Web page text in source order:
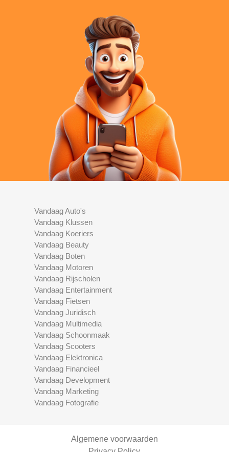
Vandaag Auto's
Vandaag Klussen
Vandaag Koeriers
Vandaag Beauty
Vandaag Boten
Vandaag Motoren
Vandaag Rijscholen
Vandaag Entertainment
Vandaag Fietsen
Vandaag Juridisch
Vandaag Multimedia
Vandaag Schoonmaak
Vandaag Scooters
Vandaag Elektronica
Vandaag Financieel
Vandaag Development
Vandaag Marketing
Vandaag Fotografie
Algemene voorwaarden